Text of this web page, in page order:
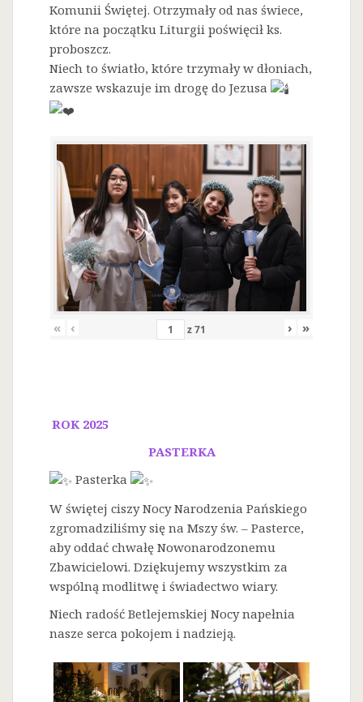
Komunii Świętej. Otrzymały od nas świece,
które na początku Liturgii poświęcił ks.
proboszcz.
Niech to światło, które trzymały w dłoniach,
zawsze wskazuje im drogę do Jezusa
« ‹ z71 › »
ROK 2025
PASTERKA
Pasterka
W świętej ciszy Nocy Narodzenia Pańskiego
zgromadziliśmy się na Mszy św. – Pasterce,
aby oddać chwałę Nowonarodzonemu
Zbawicielowi. Dziękujemy wszystkim za
wspólną modlitwę i świadectwo wiary.
Niech radość Betlejemskiej Nocy napełnia
nasze serca pokojem i nadzieją.